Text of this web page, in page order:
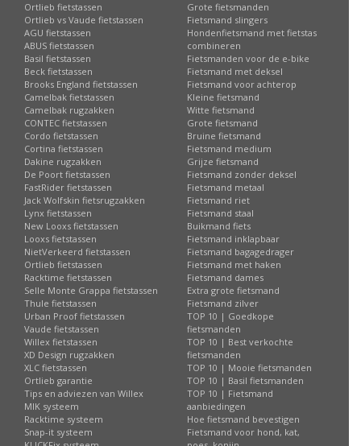
Ortlieb fietstassen
Ortlieb vs Vaude fietstassen
AGU fietstassen
ABUS fietstassen
Basil fietstassen
Beck fietstassen
Brooks England fietstassen
Camelbak fietstassen
Camelbak rugzakken
CONTEC fietstassen
Cordo fietstassen
Cortina fietstassen
Dakine rugzakken
De Poort fietstassen
FastRider fietstassen
Jack Wolfskin fietsrugzakken
Lynx fietstassen
New Looxs fietstassen
Looxs fietstassen
NietVerkeerd fietstassen
Ortlieb fietstassen
Racktime fietstassen
Selle Monte Grappa fietstassen
Thule fietstassen
Urban Proof fietstassen
Vaude fietstassen
Willex fietstassen
XD Design rugzakken
XLC fietstassen
Ortlieb garantie
Tips en adviezen van Willex
MIK systeem
Racktime systeem
Snap-it systeem
Grote fietsmanden
Fietsmand slingers
Hondenfietsmand met fietstas
combineren
Fietsmanden voor de e-bike
Fietsmand met deksel
Fietsmand voor achterop
Kleine fietsmand
Witte fietsmand
Grote fietsmand
Bruine fietsmand
Fietsmand medium
Grijze fietsmand
Fietsmand zonder deksel
Fietsmand metaal
Fietsmand riet
Fietsmand staal
Buikmand fiets
Fietsmand inklapbaar
Fietsmand bagagedrager
Fietsmand met haken
Fietsmand dames
Extra grote fietsmand
Fietsmand zilver
TOP 10 | Goedkope
fietsmanden
TOP 10 | Best verkochte
fietsmanden
TOP 10 | Mooie fietsmanden
TOP 10 | Basil fietsmanden
TOP 10 | Fietsmand
aanbiedingen
Hoe fietsmand bevestigen
Fietsmand voor hond, kat,